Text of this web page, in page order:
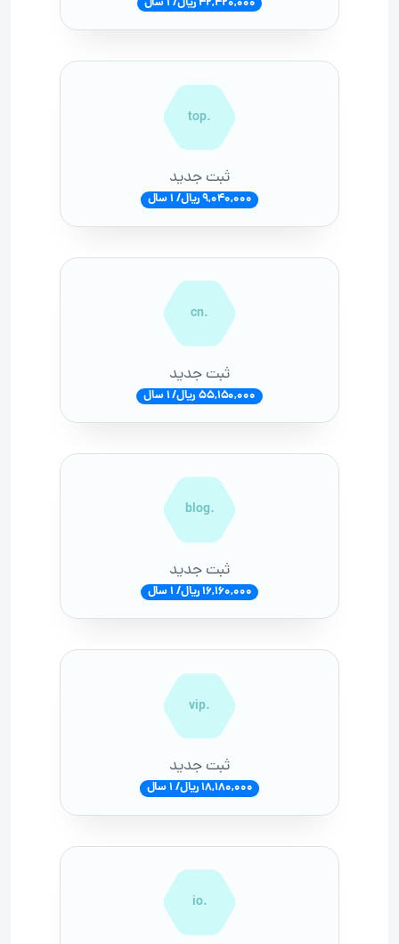
.top
ثبت جدید
9,040,000 ریال/ 1 سال
.cn
ثبت جدید
55,150,000 ریال/ 1 سال
.blog
ثبت جدید
16,160,000 ریال/ 1 سال
.vip
ثبت جدید
18,180,000 ریال/ 1 سال
.io